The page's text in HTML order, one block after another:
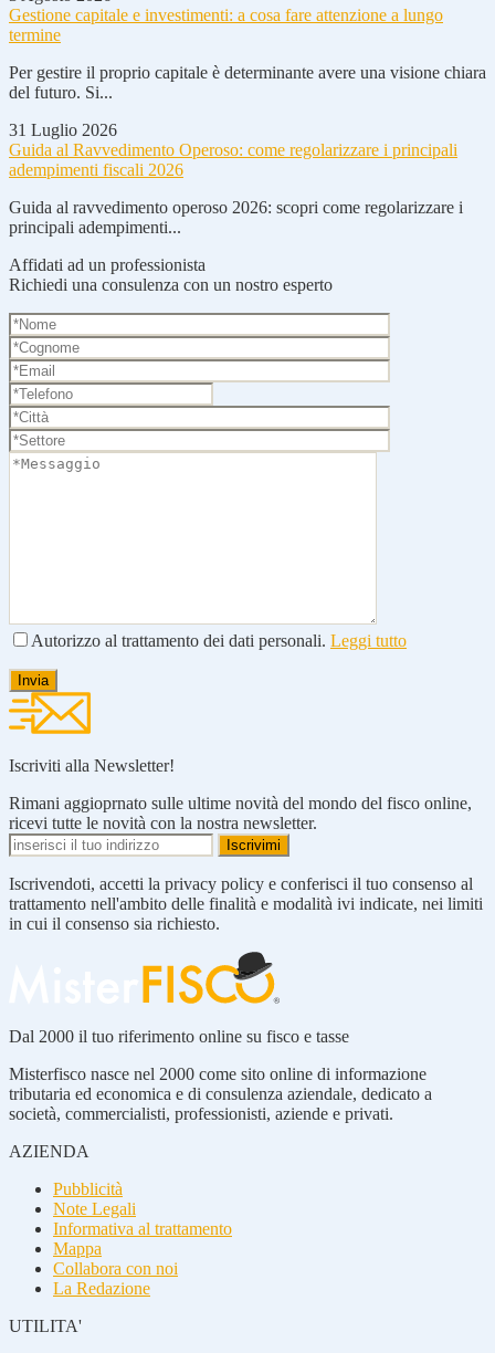
Gestione capitale e investimenti: a cosa fare attenzione a lungo
termine
Per gestire il proprio capitale è determinante avere una visione chiara
del futuro. Si...
31 Luglio 2026
Guida al Ravvedimento Operoso: come regolarizzare i principali
adempimenti fiscali 2026
Guida al ravvedimento operoso 2026: scopri come regolarizzare i
principali adempimenti...
Affidati ad un professionista
Richiedi una consulenza con un nostro esperto
Autorizzo al trattamento dei dati personali. Leggi tutto
Iscriviti alla Newsletter!
Rimani aggioprnato sulle ultime novità del mondo del fisco online,
ricevi tutte le novità con la nostra newsletter.
Iscrivendoti, accetti la privacy policy e conferisci il tuo consenso al
trattamento nell'ambito delle finalità e modalità ivi indicate, nei limiti
in cui il consenso sia richiesto.
Dal 2000 il tuo riferimento online su fisco e tasse
Misterfisco nasce nel 2000 come sito online di informazione
tributaria ed economica e di consulenza aziendale, dedicato a
società, commercialisti, professionisti, aziende e privati.
AZIENDA
Pubblicità
Note Legali
Informativa al trattamento
Mappa
Collabora con noi
La Redazione
UTILITA'